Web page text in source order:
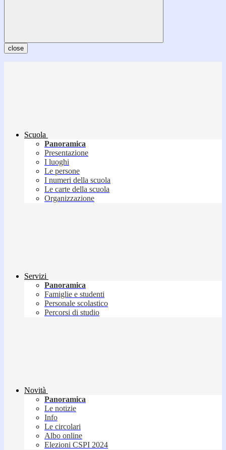
close
Scuola
Panoramica
Presentazione
I luoghi
Le persone
I numeri della scuola
Le carte della scuola
Organizzazione
Servizi
Panoramica
Famiglie e studenti
Personale scolastico
Percorsi di studio
Novità
Panoramica
Le notizie
Info
Le circolari
Albo online
Elezioni CSPI 2024